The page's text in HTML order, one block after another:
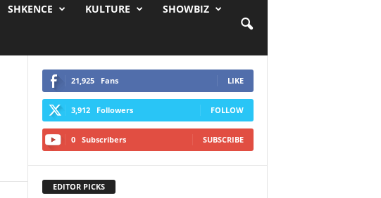
SHKENCE KULTURE SHOWBIZ
21,925 Fans LIKE
3,912 Followers FOLLOW
0 Subscribers SUBSCRIBE
EDITOR PICKS